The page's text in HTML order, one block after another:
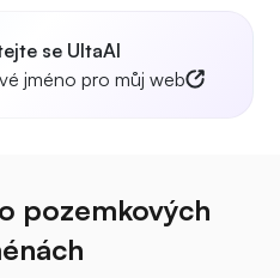
se UltaAI
jméno pro můj web
pozemkových